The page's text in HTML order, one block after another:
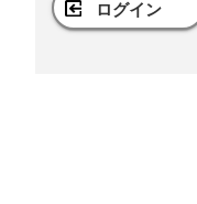
ログイン